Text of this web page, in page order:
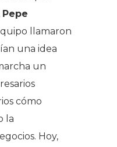
Pepe
llamaron
una idea
un
cómo
la
Hoy,